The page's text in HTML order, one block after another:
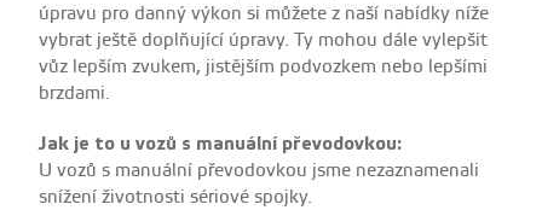
úpravu pro danný výkon si můžete z naší nabídky níže
vybrat ještě doplňující úpravy. Ty mohou dále vylepšit
vůz lepším zvukem, jistějším podvozkem nebo lepšími
brzdami.
Jak je to u vozů s manuální převodovkou:
U vozů s manuální převodovkou jsme nezaznamenali
snížení životnosti sériové spojky.